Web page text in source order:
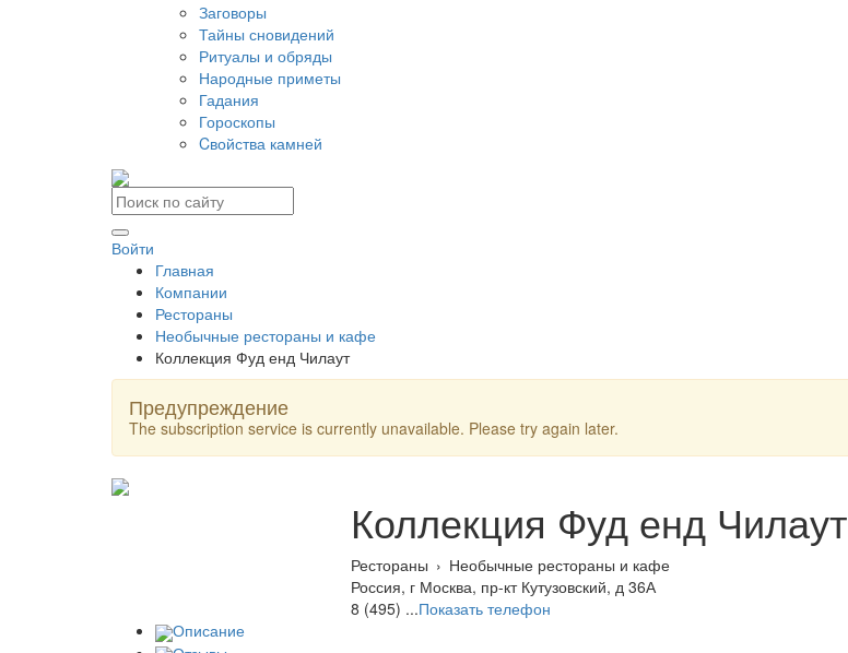
Заговоры
Тайны сновидений
Ритуалы и обряды
Народные приметы
Гадания
Гороскопы
Cвойства камней
Войти
Главная
Компании
Рестораны
Необычные рестораны и кафе
Коллекция Фуд енд Чилаут
Предупреждение
The subscription service is currently unavailable. Please try again later.
Коллекция Фуд енд Чилаут
Рестораны › Необычные рестораны и кафе
Россия, г Москва, пр-кт Кутузовский, д 36А
8 (495) ...Показать телефон
Описание